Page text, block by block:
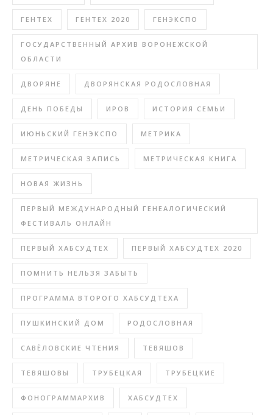
ГЕНТЕХ ГЕНТЕХ 2020 ГЕНЭКСПО
ГОСУДАРСТВЕННЫЙ АРХИВ ВОРОНЕЖСКОЙ
ОБЛАСТИ
ДВОРЯНЕ ДВОРЯНСКАЯ РОДОСЛОВНАЯ
ДЕНЬ ПОБЕДЫ ИРОВ ИСТОРИЯ СЕМЬИ
ИЮНЬСКИЙ ГЕНЭКСПО МЕТРИКА
МЕТРИЧЕСКАЯ ЗАПИСЬ МЕТРИЧЕСКАЯ КНИГА
НОВАЯ ЖИЗНЬ
ПЕРВЫЙ МЕЖДУНАРОДНЫЙ ГЕНЕАЛОГИЧЕСКИЙ
ФЕСТИВАЛЬ ОНЛАЙН
ПЕРВЫЙ ХАБСУДТЕХ ПЕРВЫЙ ХАБСУДТЕХ 2020
ПОМНИТЬ НЕЛЬЗЯ ЗАБЫТЬ
ПРОГРАММА ВТОРОГО ХАБСУДТЕХА
ПУШКИНСКИЙ ДОМ РОДОСЛОВНАЯ
САВЁЛОВСКИЕ ЧТЕНИЯ ТЕВЯШОВ
ТЕВЯШОВЫ ТРУБЕЦКАЯ ТРУБЕЦКИЕ
ФОНОГРАММАРХИВ ХАБСУДТЕХ